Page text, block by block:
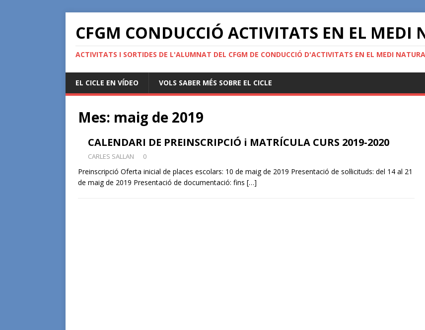
CFGM CONDUCCIÓ ACTIVITATS EN EL MEDI
ACTIVITATS I SORTIDES DE L'ALUMNAT DEL CFGM DE CONDUCCIÓ D'ACTIVITATS EN EL MEDI
EL CICLE EN VÍDEO VOLS SABER MÉS SOBRE EL CICLE
Mes: maig de 2019
CALENDARI DE PREINSCRIPCIÓ i MATRÍCULA CURS 2019-2020
CARLES SALLAN 0
Preinscripció Oferta inicial de places escolars: 10 de maig de 2019 Presentació de sol·licituds: del 14 al 21
de maig de 2019 Presentació de documentació: fins […]